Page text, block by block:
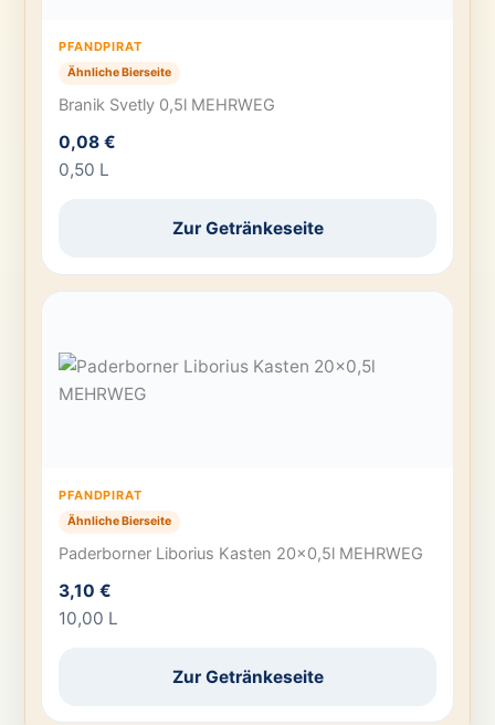
PFANDPIRAT
Ähnliche Bierseite
Branik Svetly 0,5l MEHRWEG
0,08 €
0,50 L
Zur Getränkeseite
PFANDPIRAT
Ähnliche Bierseite
Paderborner Liborius Kasten 20×0,5l MEHRWEG
3,10 €
10,00 L
Zur Getränkeseite